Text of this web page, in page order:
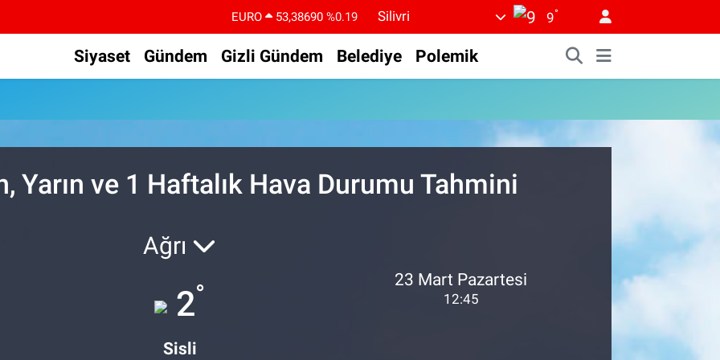
EURO 53,38690 %0.19
STERLİN
61,60380
%0.18
Silivri 9°
Siyaset Gündem Gizli Gündem Belediye Polemik
Yarın ve 1 Haftalık Hava Durumu Tahmini
Ağrı
2°
Sisli
23 Mart Pazartesi
12:45